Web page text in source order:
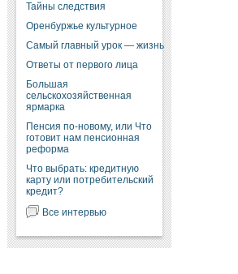
Тайны следствия
Оренбуржье культурное
Самый главный урок — жизнь
Ответы от первого лица
Большая
сельскохозяйственная
ярмарка
Пенсия по-новому, или Что
готовит нам пенсионная
реформа
Что выбрать: кредитную
карту или потребительский
кредит?
Все интервью